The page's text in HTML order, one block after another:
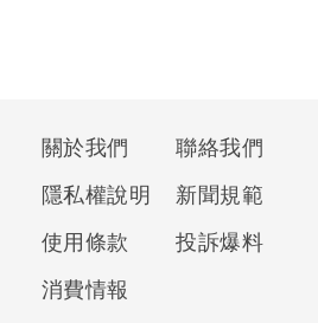
關於我們
聯絡我們
隱私權說明
新聞規範
使用條款
投訴爆料
消費情報